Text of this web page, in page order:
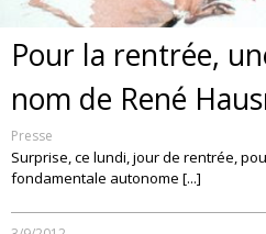
Pour la rentrée,
nom de René
Presse
Surprise, ce lundi, jour de rentrée,
fondamentale autonome [...]